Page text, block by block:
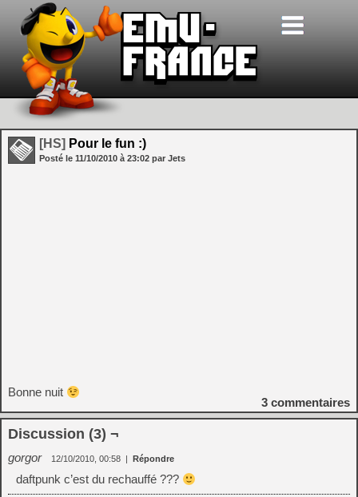
[HS] Pour le fun :)
Posté le 11/10/2010 à 23:02 par Jets
Bonne nuit
3 commentaires
Discussion (3) ¬
gorgor 12/10/2010, 00:58 | Répondre
daftpunk c’est du rechauffé ???